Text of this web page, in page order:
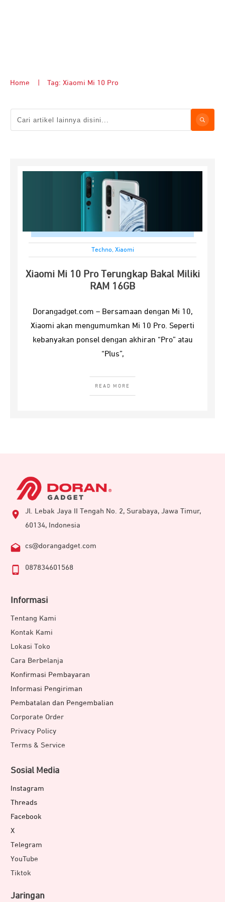
Home Tag: Xiaomi Mi 10 Pro
Techno, Xiaomi
Xiaomi Mi 10 Pro Terungkap Bakal Miliki
RAM 16GB
Dorangadget.com – Bersamaan dengan Mi 10,
Xiaomi akan mengumumkan Mi 10 Pro. Seperti
kebanyakan ponsel dengan akhiran “Pro” atau
“Plus”,
READ MORE
Jl. Lebak Jaya II Tengah No. 2, Surabaya, Jawa Timur,
60134, Indonesia
cs@dorangadget.com
087834601568
Informasi
Tentang Kami
Kontak Kami
Lokasi Toko
Cara Berbelanja
Konfirmasi Pembayaran
Informasi Pengiriman
Pembatalan dan Pengembalian
Corporate Order
Privacy Policy
Terms & Service
Sosial Media
Instagram
Threads
Facebook
X
Telegram
YouTube
Tiktok
Jaringan